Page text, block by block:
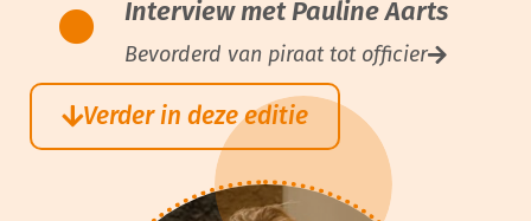
Interview met Pauline Aarts
Bevorderd van piraat tot officier
Verder in deze editie